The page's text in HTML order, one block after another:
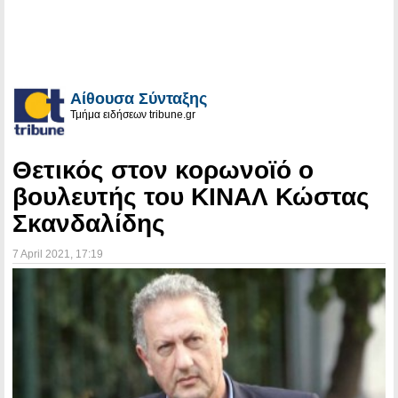
Αίθουσα Σύνταξης
Τμήμα ειδήσεων tribune.gr
Θετικός στον κορωνοϊό ο
βουλευτής του ΚΙΝΑΛ Κώστας
Σκανδαλίδης
7 April 2021 , 17:19